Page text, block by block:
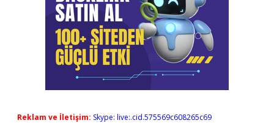
Reklam ve İletişim: Skype: live:.cid.575569c608265c69